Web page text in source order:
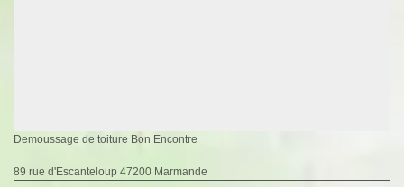
Demoussage de toiture Bon Encontre
89 rue d'Escanteloup 47200 Marmande